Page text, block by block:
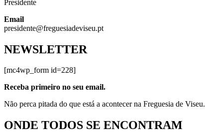
Presidente
Email
presidente@freguesiadeviseu.pt
NEWSLETTER
[mc4wp_form id=228]
Receba primeiro no seu email.
Não perca pitada do que está a acontecer na Freguesia de Viseu.
ONDE TODOS SE ENCONTRAM